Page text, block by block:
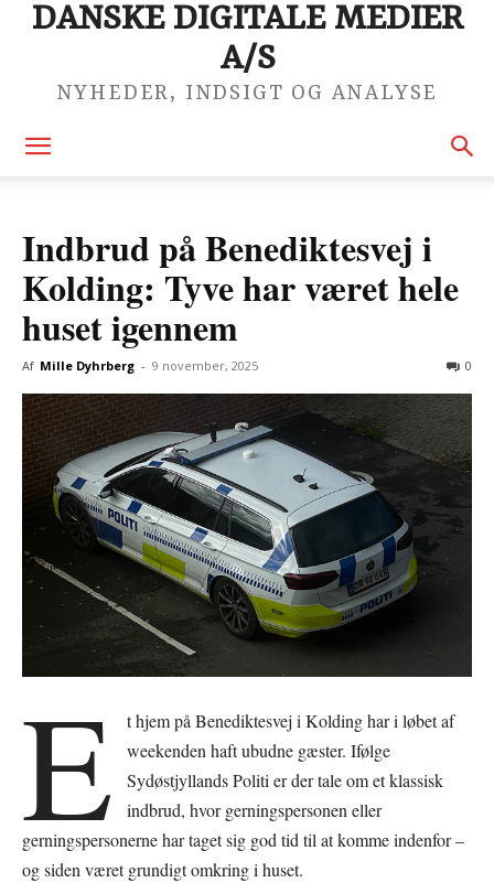
DANSKE DIGITALE MEDIER
A/S
NYHEDER, INDSIGT OG ANALYSE
Indbrud på Benediktesvej i
Kolding: Tyve har været hele
huset igennem
Af Mille Dyhrberg - 9 november, 2025 0
E
t hjem på Benediktesvej i Kolding har i løbet af
weekenden haft ubudne gæster. Ifølge
Sydøstjyllands Politi er der tale om et klassisk
indbrud, hvor gerningspersonen eller
gerningspersonerne har taget sig god tid til at komme indenfor –
og siden været grundigt omkring i huset.